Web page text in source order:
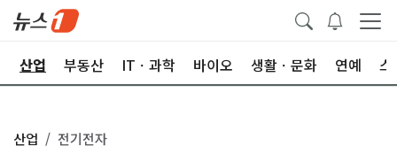
산업 부동산 ITㆍ과학 바이오 생활ㆍ문화 연예 스
산업 전기전자